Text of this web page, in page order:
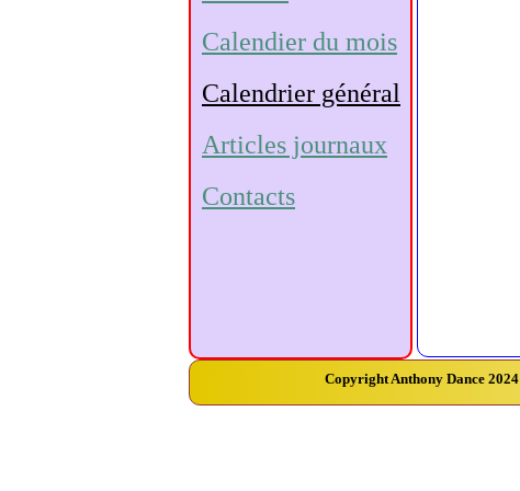
Calendier du mois
Calendrier général
Articles journaux
Contacts
Copyright Anthony Dance 2024